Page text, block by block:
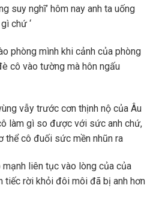
suy nghĩ’ hôm nay anh ta uống
chứ ‘
phòng mình khi cảnh của phòng
cô vào tường mà hôn ngấu
vẫy trước cơn thịnh nộ của Âu
làm gì so được với sức anh chứ,
thể cô đuối sức mền nhũn ra
liên tục vào lòng của của
tiếc rời khỏi đôi môi đã bị anh hơn